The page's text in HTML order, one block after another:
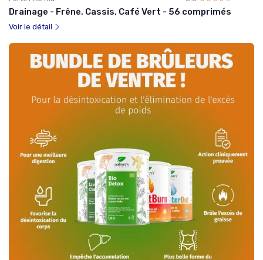
Drainage - Frêne, Cassis, Café Vert - 56 comprimés
Voir le détail